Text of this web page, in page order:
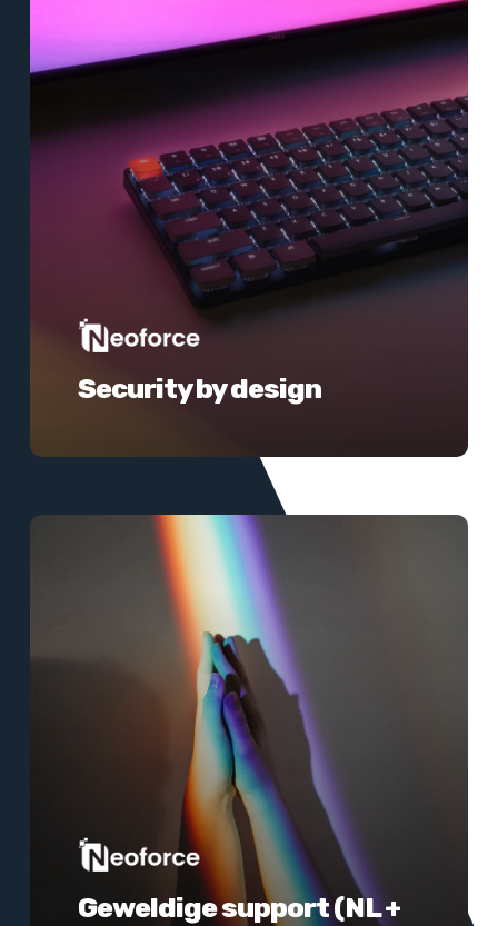
Security by design
Geweldige support (NL +
Meer